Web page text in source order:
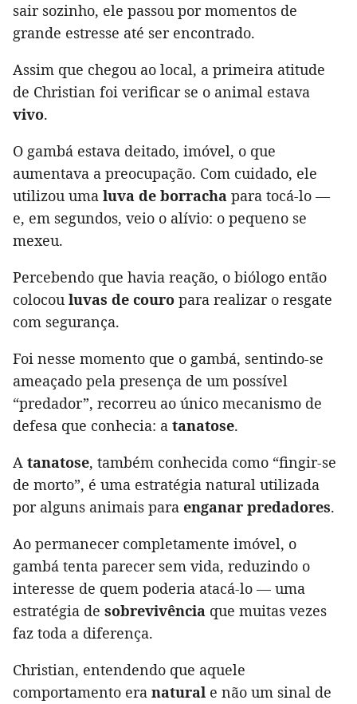
sair sozinho, ele passou por momentos de
grande estresse até ser encontrado.
Assim que chegou ao local, a primeira atitude
de Christian foi verificar se o animal estava
vivo.
O gambá estava deitado, imóvel, o que
aumentava a preocupação. Com cuidado, ele
utilizou uma luva de borracha para tocá-lo —
e, em segundos, veio o alívio: o pequeno se
mexeu.
Percebendo que havia reação, o biólogo então
colocou luvas de couro para realizar o resgate
com segurança.
Foi nesse momento que o gambá, sentindo-se
ameaçado pela presença de um possível
“predador”, recorreu ao único mecanismo de
defesa que conhecia: a tanatose.
A tanatose, também conhecida como “fingir-se
de morto”, é uma estratégia natural utilizada
por alguns animais para enganar predadores.
Ao permanecer completamente imóvel, o
gambá tenta parecer sem vida, reduzindo o
interesse de quem poderia atacá-lo — uma
estratégia de sobrevivência que muitas vezes
faz toda a diferença.
Christian, entendendo que aquele
comportamento era natural e não um sinal de